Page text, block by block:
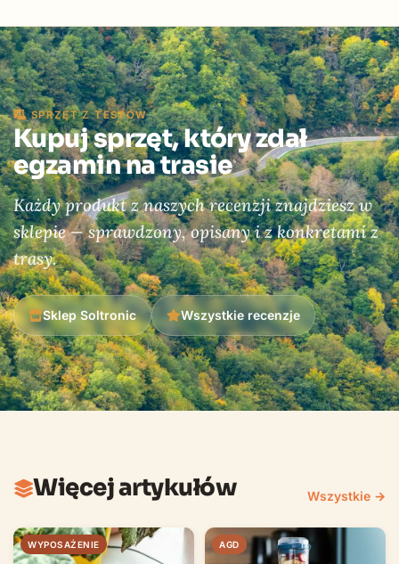
SPRZĘT Z TESTÓW
Kupuj sprzęt, który zdał
egzamin na trasie
Każdy produkt z naszych recenzji znajdziesz w
sklepie — sprawdzony, opisany i z konkretami z
trasy.
Sklep Soltronic Wszystkie recenzje
Więcej artykułów Wszystkie →
WYPOSAŻENIE AGD